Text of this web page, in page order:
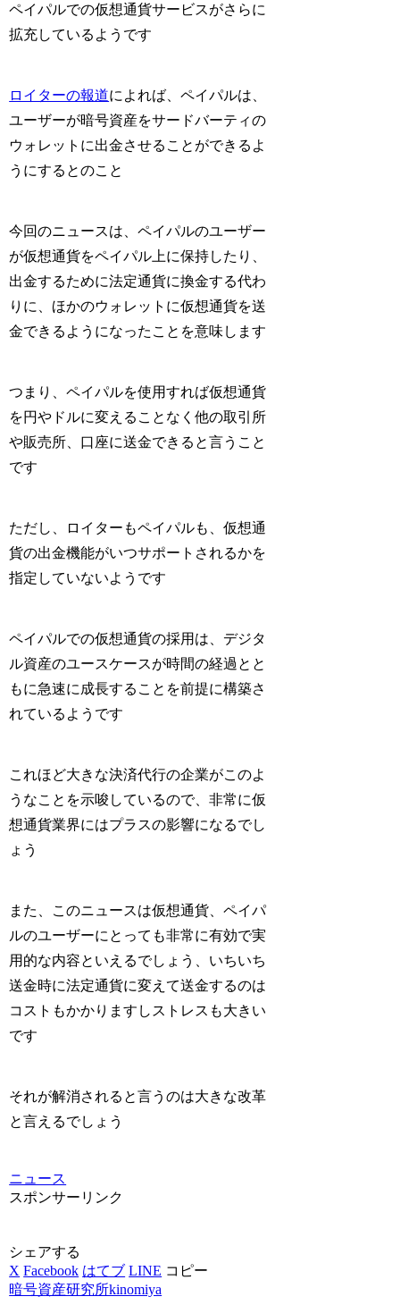
ペイパルでの仮想通貨サービスがさらに
拡充しているようです
ロイターの報道によれば、ペイパルは、
ユーザーが暗号資産をサードバーティの
ウォレットに出金させることができるよ
うにするとのこと
今回のニュースは、ペイパルのユーザー
が仮想通貨をペイパル上に保持したり、
出金するために法定通貨に換金する代わ
りに、ほかのウォレットに仮想通貨を送
金できるようになったことを意味します
つまり、ペイパルを使用すれば仮想通貨
を円やドルに変えることなく他の取引所
や販売所、口座に送金できると言うこと
です
ただし、ロイターもペイパルも、仮想通
貨の出金機能がいつサポートされるかを
指定していないようです
ペイパルでの仮想通貨の採用は、デジタ
ル資産のユースケースが時間の経過とと
もに急速に成長することを前提に構築さ
れているようです
これほど大きな決済代行の企業がこのよ
うなことを示唆しているので、非常に仮
想通貨業界にはプラスの影響になるでし
ょう
また、このニュースは仮想通貨、ペイパ
ルのユーザーにとっても非常に有効で実
用的な内容といえるでしょう、いちいち
送金時に法定通貨に変えて送金するのは
コストもかかりますしストレスも大きい
です
それが解消されると言うのは大きな改革
と言えるでしょう
ニュース
スポンサーリンク
シェアする
X Facebook はてブ LINE コピー
暗号資産研究所kinomiya